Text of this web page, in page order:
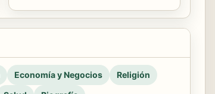
Economía y Negocios
Religión